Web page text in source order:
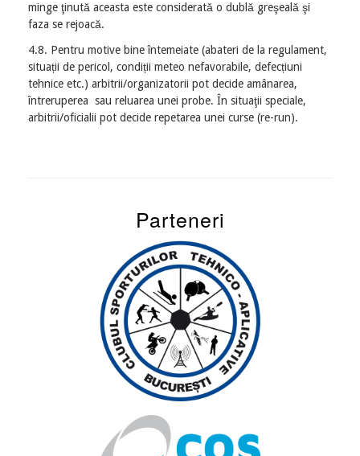
minge ţinută aceasta este considerată o dublă greşeală şi
faza se rejoacă.
4.8. Pentru motive bine întemeiate (abateri de la regulament,
situații de pericol, condiții meteo nefavorabile, defecțiuni
tehnice etc.) arbitrii/organizatorii pot decide amânarea,
întreruperea sau reluarea unei probe. În situaţii speciale,
arbitrii/oficialii pot decide repetarea unei curse (re-run).
Parteneri